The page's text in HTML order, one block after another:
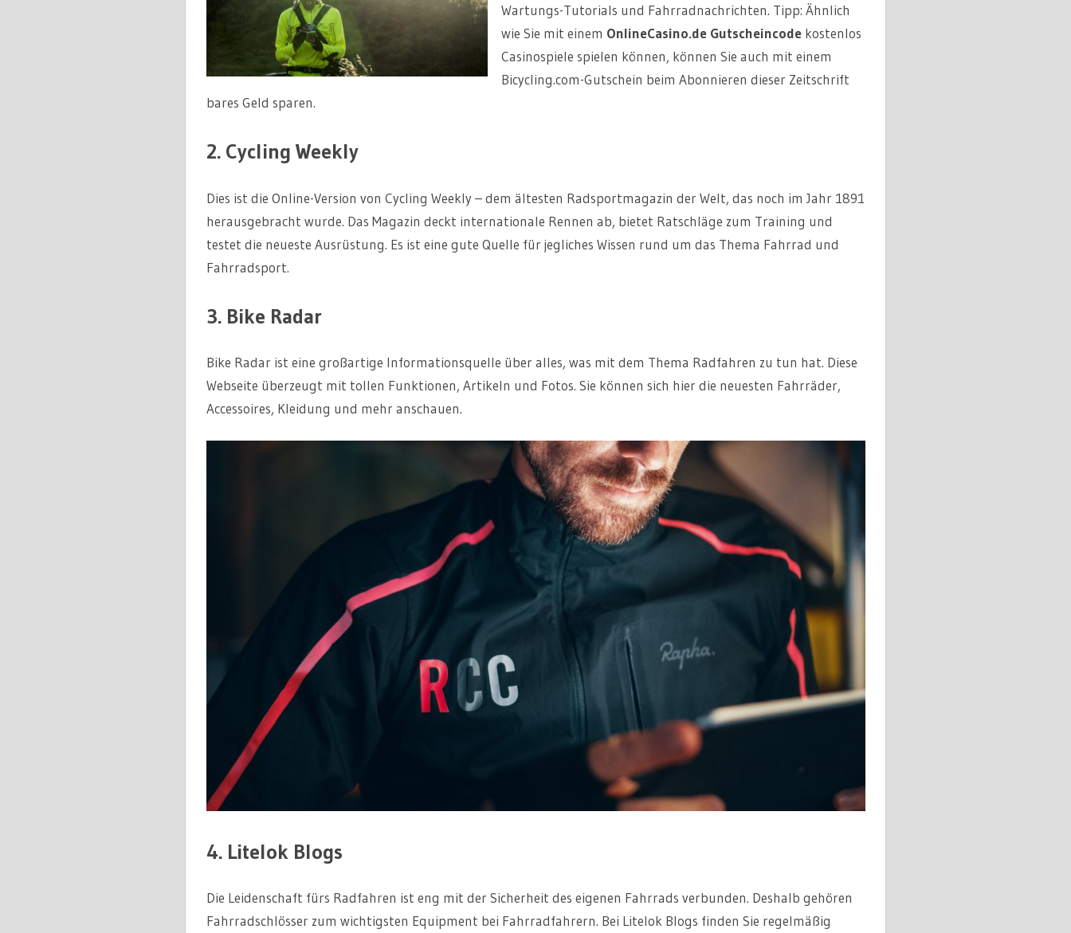
Wartungs-Tutorials und Fahrradnachrichten. Tipp: Ähnlich
wie Sie mit einem OnlineCasino.de Gutscheincodekostenlos
Casinospiele spielen können, können Sie auch mit einem
Bicycling.com-Gutschein beim Abonnieren dieser Zeitschrift
bares Geld sparen.
2. Cycling Weekly
Dies ist die Online-Version von Cycling Weekly – dem ältesten Radsportmagazin der Welt, das noch im Jahr 1891
herausgebracht wurde. Das Magazin deckt internationale Rennen ab, bietet Ratschläge zum Training und
testet die neueste Ausrüstung. Es ist eine gute Quelle für jegliches Wissen rund um das Thema Fahrrad und
Fahrradsport.
3. Bike Radar
Bike Radar ist eine großartige Informationsquelle über alles, was mit dem Thema Radfahren zu tun hat. Diese
Webseite überzeugt mit tollen Funktionen, Artikeln und Fotos. Sie können sich hier die neuesten Fahrräder,
Accessoires, Kleidung und mehr anschauen.
4. Litelok Blogs
Die Leidenschaft fürs Radfahren ist eng mit der Sicherheit des eigenen Fahrrads verbunden. Deshalb gehören
Fahrradschlösser zum wichtigsten Equipment bei Fahrradfahrern. Bei Litelok Blogs finden Sie regelmäßig